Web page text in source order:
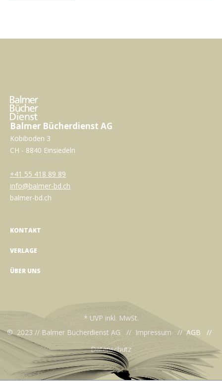
Balmer Bücherdienst AG
Kobiboden 3
CH - 8840 Einsiedeln
+41 55 418 89 89
info@balmer-bd.ch
balmer-bd.ch
KONTAKT
VERLAGE
ÜBER UNS
* UVP inkl. MwSt.
© 2023 // Balmer Bücherdienst AG // Impressum // AGB //
Datenschutz